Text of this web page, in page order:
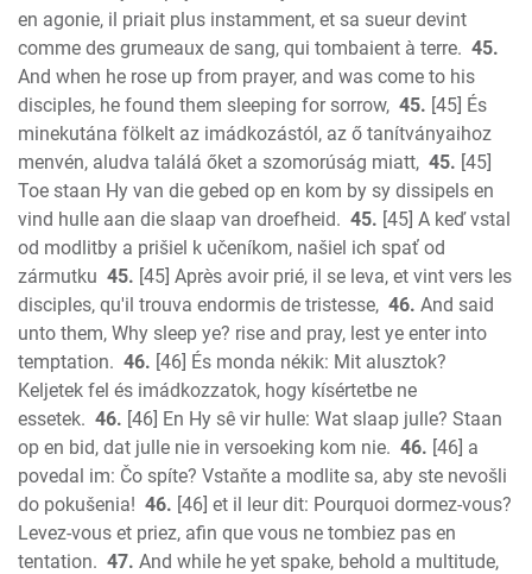
en agonie, il priait plus instamment, et sa sueur devint
comme des grumeaux de sang, qui tombaient à terre. 45.
And when he rose up from prayer, and was come to his
disciples, he found them sleeping for sorrow, 45. [45] És
minekutána fölkelt az imádkozástól, az ő tanítványaihoz
menvén, aludva találá őket a szomorúság miatt, 45. [45]
Toe staan Hy van die gebed op en kom by sy dissipels en
vind hulle aan die slaap van droefheid. 45. [45] A keď vstal
od modlitby a prišiel k učeníkom, našiel ich spať od
zármutku 45. [45] Après avoir prié, il se leva, et vint vers les
disciples, qu'il trouva endormis de tristesse, 46. And said
unto them, Why sleep ye? rise and pray, lest ye enter into
temptation. 46. [46] És monda nékik: Mit alusztok?
Keljetek fel és imádkozzatok, hogy kísértetbe ne
essetek. 46. [46] En Hy sê vir hulle: Wat slaap julle? Staan
op en bid, dat julle nie in versoeking kom nie. 46. [46] a
povedal im: Čo spíte? Vstaňte a modlite sa, aby ste nevošli
do pokušenia! 46. [46] et il leur dit: Pourquoi dormez-vous?
Levez-vous et priez, afin que vous ne tombiez pas en
tentation. 47. And while he yet spake, behold a multitude,